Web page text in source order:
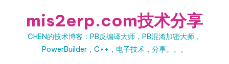
mis2erp.com技术分享
CHEN的技术博客：PB反编译大师，PB混淆加密大师，
PowerBuilder，C++，电子技术，分享。。。